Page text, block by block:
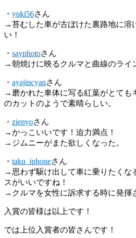
・ yuki56さん
→苔むした車が古ぼけた裏路地に溶
い！
・ sayphotoさん
→朝焼けに映るクルマと曲線のライ
・ ayajincyanさん
→磨かれた車体に写る紅葉がとても
のカットのようで素晴らしい。
・ zienyoさん
→かっこいいです！迫力満点！
→ジムニーがまた欲しくなった。
・ taku_iphoneさん
→思わず駆け出して車に乗りたくな
スがいいですね！
→クルマを女性に訴求する時に発揮
入賞の皆様は以上です！
では上位入賞者の皆さんです！